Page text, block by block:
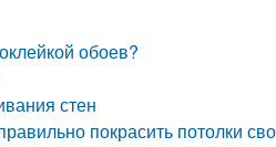
обоев?
стен
покрасить потолки